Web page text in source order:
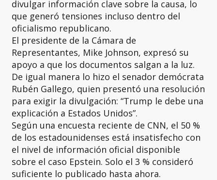
divulgar información clave sobre la causa, lo
que generó tensiones incluso dentro del
oficialismo republicano.
El presidente de la Cámara de
Representantes, Mike Johnson, expresó su
apoyo a que los documentos salgan a la luz.
De igual manera lo hizo el senador demócrata
Rubén Gallego, quien presentó una resolución
para exigir la divulgación: “Trump le debe una
explicación a Estados Unidos”.
Según una encuesta reciente de CNN, el 50 %
de los estadounidenses está insatisfecho con
el nivel de información oficial disponible
sobre el caso Epstein. Solo el 3 % consideró
suficiente lo publicado hasta ahora.